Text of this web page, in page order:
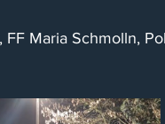
FF Maria Schmolln,